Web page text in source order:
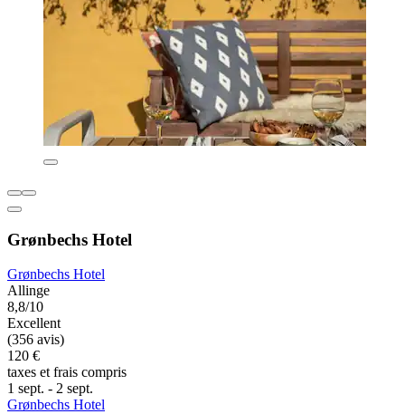
Grønbechs Hotel
Grønbechs Hotel
Allinge
8,8/10
Excellent
(356 avis)
120 €
taxes et frais compris
1 sept. - 2 sept.
Grønbechs Hotel